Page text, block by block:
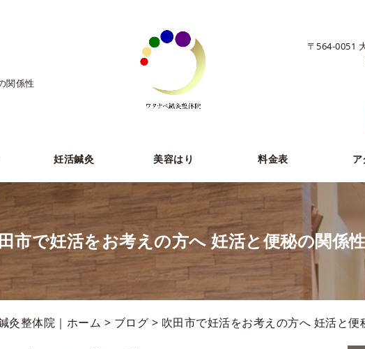
関係性
〒564-0051
妊活鍼灸 美容はり 料金表 ア
市で妊活をお考えの方へ 妊活と便秘の関係性
灸整体院｜ホーム > ブログ > 吹田市で妊活をお考えの方へ 妊活と便